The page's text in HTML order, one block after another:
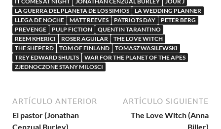
LA GUERRA DEL PLANETA DE LOS SIMIOS
LA WEDDING PLANNER
LLEGA DE NOCHE
MATT REEVES PATRIOTS DAY
PETER BERG
PREVENGE
PULP FICTION
QUENTIN TARANTINO
REEM KHERICI
ROSER AGUILAR
THE LOVE WITCH
THE SHEPERD
TOM OF FINLAND
TOMASZ WASILEWSKI
TREY EDWARD SHULTS
WAR FOR THE PLANET OF THE APES
ZJEDNOCZONE STANY MILOSCI
ARTÍCULO ANTERIOR
El pastor (Jonathan
Cenzual Burley)
ARTÍCULO SIGUIENTE
The Love Witch (Anna
Biller)